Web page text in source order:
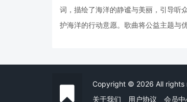
词，描绘了海洋的静谧与美丽，引导听
护海洋的行动意愿。歌曲将公益主题与
Copyright © 2026 All rights
关于我们
用户协议 会员中